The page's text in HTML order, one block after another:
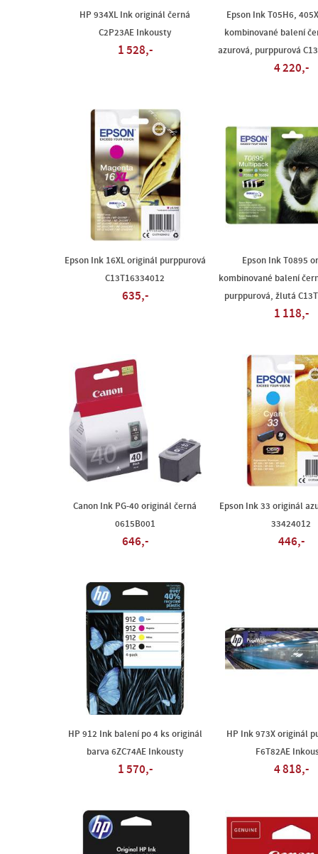
HP 934XL Ink originál černá
C2P23AE Inkousty
1 528,-
Epson Ink T05H6,
kombinované balení
azurová, purppurová
4 220,-
Epson Ink 16XL originál purppurová
C13T16334012
635,-
Epson Ink T0895
kombinované balení
purppurová, žlutá
1 118,-
Canon Ink PG-40 originál černá
0615B001
646,-
Epson Ink 33 originál
33424012
446,-
HP 912 Ink balení po 4 ks originál
barva 6ZC74AE Inkousty
1 570,-
HP Ink 973X originál
F6T82AE
4 818,-